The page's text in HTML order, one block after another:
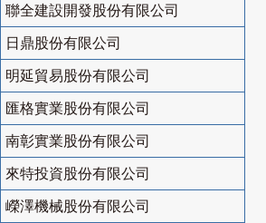
聯全建設開發股份有限公司
日鼎股份有限公司
明延貿易股份有限公司
匯格實業股份有限公司
南彰實業股份有限公司
來特投資股份有限公司
嶸澤機械股份有限公司